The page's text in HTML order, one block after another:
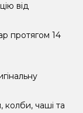
від
протягом 14
колби, чаші та